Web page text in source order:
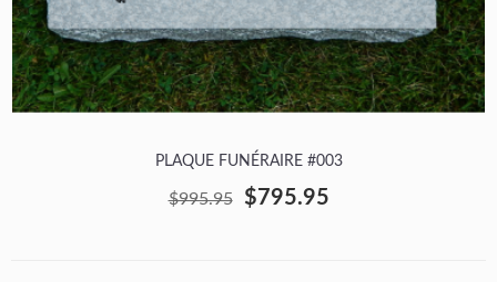
PLAQUE FUNÉRAIRE #003
$995.95 $795.95